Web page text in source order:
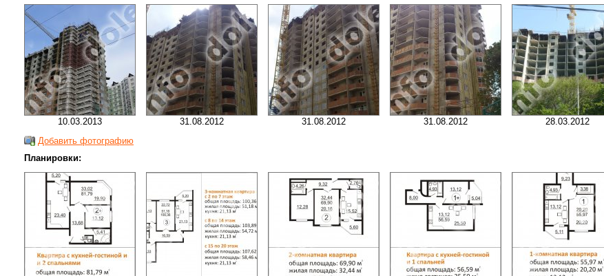
10.03.2013 31.08.2012 31.08.2012 31.08.2012
28.03.2012
Добавить фотографию
Планировки: